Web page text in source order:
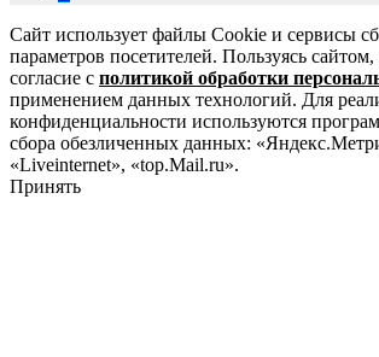
Сайт использует файлы Cookie и сервисы
параметров посетителей. Пользуясь
согласие с политикой обработки
применением данных технологий. Для
конфиденциальности используются
сбора обезличенных данных:
«Liveinternet», «top.Mail.ru».
Принять